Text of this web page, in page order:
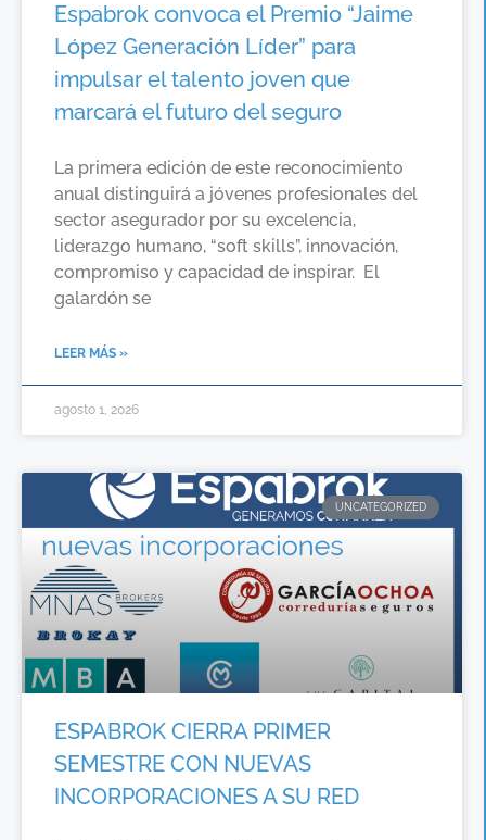
Espabrok convoca el Premio “Jaime
López Generación Líder” para
impulsar el talento joven que
marcará el futuro del seguro
La primera edición de este reconocimiento
anual distinguirá a jóvenes profesionales del
sector asegurador por su excelencia,
liderazgo humano, “soft skills”, innovación,
compromiso y capacidad de inspirar. El
galardón se
LEER MÁS »
agosto 1, 2026
UNCATEGORIZED
ESPABROK CIERRA PRIMER
SEMESTRE CON NUEVAS
INCORPORACIONES A SU RED